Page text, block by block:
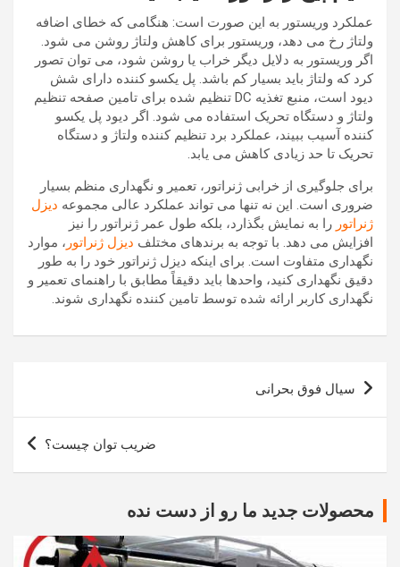
عملکرد وریستور به این صورت است: هنگامی که خطای اضافه
ولتاژ رخ می دهد، وریستور برای کاهش ولتاژ روشن می شود.
اگر وریستور به دلایل دیگر خراب یا روشن شود، می توان تصور
کرد که ولتاژ باید بسیار کم باشد. پل یکسو کننده دارای شش
دیود است، منبع تغذیه DC تنظیم شده برای تامین صفحه تنظیم
ولتاژ و دستگاه تحریک استفاده می شود. اگر دیود پل یکسو
کننده آسیب ببیند، عملکرد برد تنظیم کننده ولتاژ و دستگاه
تحریک تا حد زیادی کاهش می یابد.
برای جلوگیری از خرابی ژنراتور، تعمیر و نگهداری منظم بسیار
ضروری است. این نه تنها می تواند عملکرد عالی مجموعه دیزل
ژنراتور را به نمایش بگذارد، بلکه طول عمر ژنراتور را نیز
افزایش می دهد. با توجه به برندهای مختلف دیزل ژنراتور ، موارد
نگهداری متفاوت است. برای اینکه دیزل ژنراتور خود را به طور
دقیق نگهداری کنید، واحدها باید دقیقاً مطابق با راهنمای تعمیر و
نگهداری کاربر ارائه شده توسط تامین کننده نگهداری شوند.
راهبری
نوشته
سیال فوق بحرانی
ضریب توان چیست؟
محصولات جدید ما رو از دست نده